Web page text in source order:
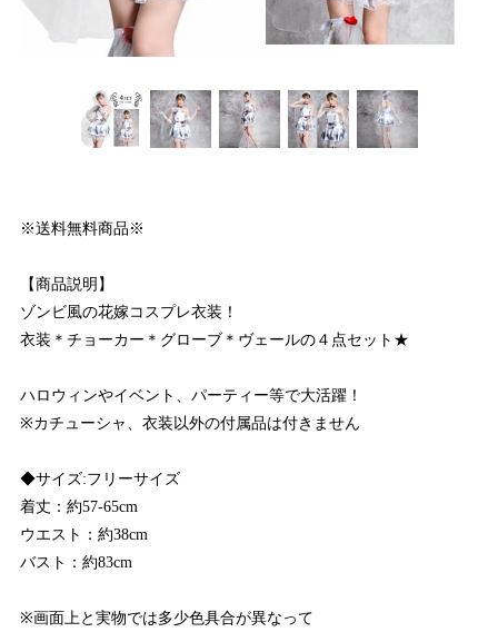
※送料無料商品※
【商品説明】
ゾンビ風の花嫁コスプレ衣装！
衣装＊チョーカー＊グローブ＊ヴェールの４点セット★
ハロウィンやイベント、パーティー等で大活躍！
※カチューシャ、衣装以外の付属品は付きません
◆サイズ:フリーサイズ
着丈：約57-65cm
ウエスト：約38cm
バスト：約83cm
※画面上と実物では多少色具合が異なって